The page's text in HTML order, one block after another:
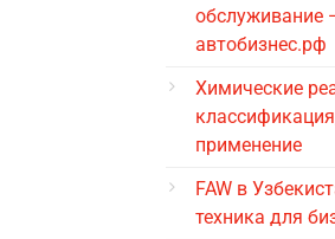
обслуживание
автобизнес.рф
Химические
применение
FAW в
техника для